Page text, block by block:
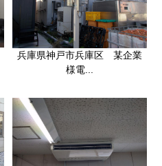
兵庫県神戸市兵庫区 某企業
様電...